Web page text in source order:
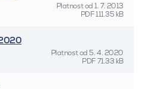
Platnost od1. 7. 2013
PDF111.35 kB
Platnost od 5. 4. 2020
PDF71.33 kB